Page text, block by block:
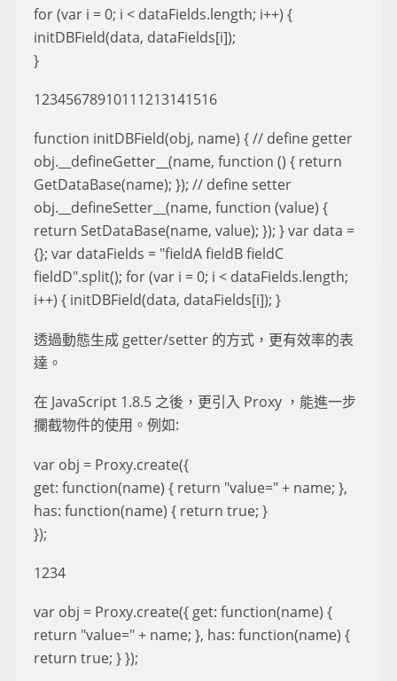
for (var i = 0; i < dataFields.length; i++) {
initDBField(data, dataFields[i]);
}
12345678910111213141516
function initDBField(obj, name) { // define getter
obj.__defineGetter__(name, function () { return
GetDataBase(name); }); // define setter
obj.__defineSetter__(name, function (value) {
return SetDataBase(name, value); }); } var data =
{}; var dataFields = "fieldA fieldB fieldC
fieldD".split(); for (var i = 0; i < dataFields.length;
i++) { initDBField(data, dataFields[i]); }
透過動態生成 getter/setter 的方式，更有效率的表
達。
在 JavaScript 1.8.5 之後，更引入 Proxy ，能進一步
攔截物件的使用。例如:
var obj = Proxy.create({
get: function(name) { return "value=" + name; },
has: function(name) { return true; }
});
1234
var obj = Proxy.create({ get: function(name) {
return "value=" + name; }, has: function(name) {
return true; } });